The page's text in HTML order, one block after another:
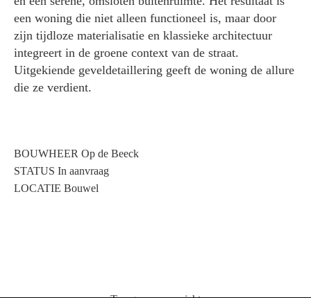
een woning die niet alleen functioneel is, maar door
zijn tijdloze materialisatie en klassieke architectuur
integreert in de groene context van de straat.
Uitgekiende geveldetaillering geeft de woning de allure
die ze verdient.
BOUWHEER Op de Beeck
STATUS In aanvraag
LOCATIE Bouwel